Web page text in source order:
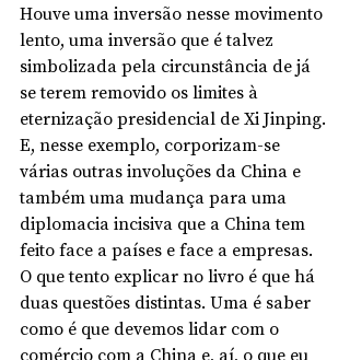
Houve uma inversão nesse movimento
lento, uma inversão que é talvez
simbolizada pela circunstância de já
se terem removido os limites à
eternização presidencial de Xi Jinping.
E, nesse exemplo, corporizam-se
várias outras involuções da China e
também uma mudança para uma
diplomacia incisiva que a China tem
feito face a países e face a empresas.
O que tento explicar no livro é que há
duas questões distintas. Uma é saber
como é que devemos lidar com o
comércio com a China e, aí, o que eu